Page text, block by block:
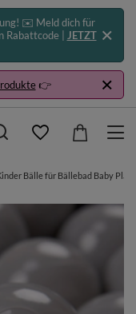
✉️ Meld dich für
Rabattcode | JETZT
👉
Bälle für Bällebad Baby